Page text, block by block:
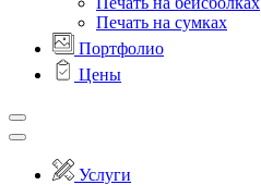
Печать на сумках
Портфолио
Цены
Услуги